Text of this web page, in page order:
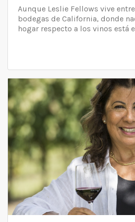
Aunque Leslie Fellows vive
bodegas de California, donde
hogar respecto a los vinos está